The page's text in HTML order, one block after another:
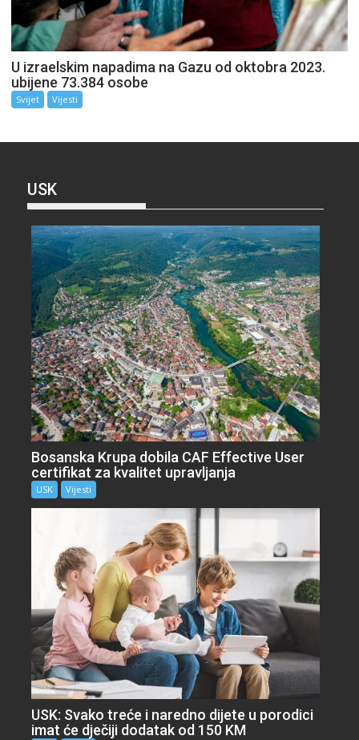
U izraelskim napadima na Gazu od oktobra 2023.
ubijene 73.384 osobe
Svijet Vijesti
USK
Bosanska Krupa dobila CAF Effective User
certifikat za kvalitet upravljanja
USK Vijesti
USK: Svako treće i naredno dijete u porodici
imat će dječiji dodatak od 150 KM